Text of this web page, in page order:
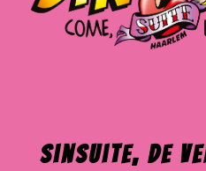
Sinsuite, De